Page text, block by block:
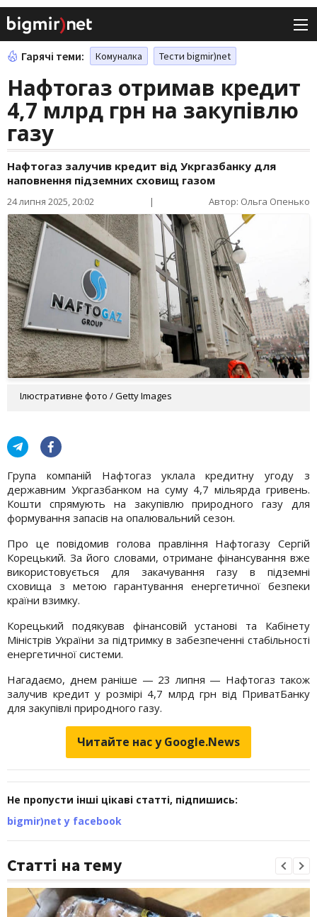
Гарячі теми: Комуналка Тести bigmir)net
Нафтогаз отримав кредит
4,7 млрд грн на закупівлю
газу
Нафтогаз залучив кредит від Укргазбанку для
наповнення підземних сховищ газом
24 липня 2025, 20:02 | Автор: Ольга Опенько
Ілюстративне фото / Getty Images
Група компаній Нафтогаз уклала кредитну угоду з
державним Укргазбанком на суму 4,7 мільярда гривень.
Кошти спрямують на закупівлю природного газу для
формування запасів на опалювальний сезон.
Про це повідомив голова правління Нафтогазу Сергій
Корецький. За його словами, отримане фінансування вже
використовується для закачування газу в підземні
сховища з метою гарантування енергетичної безпеки
країни взимку.
Корецький подякував фінансовій установі та Кабінету
Міністрів України за підтримку в забезпеченні стабільності
енергетичної системи.
Нагадаємо, днем раніше — 23 липня — Нафтогаз також
залучив кредит у розмірі 4,7 млрд грн від ПриватБанку
для закупівлі природного газу.
Читайте нас у Google.News
Не пропусти інші цікаві статті, підпишись:
bigmir)net у facebook
Статті на тему